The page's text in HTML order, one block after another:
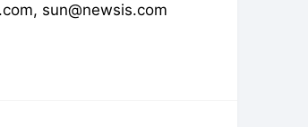
sun@newsis.com